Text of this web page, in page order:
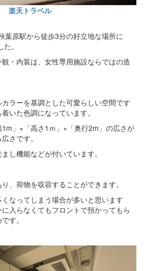
楽天トラベル
葉原駅から徒歩3分の好立地な場所に
。
・内装は、女性専用施設ならではの造
ラーを基調とした可愛らしい空間です
いた色調になっています。
」×「高さ1ｍ」×「奥行2m」の広さが
さです。
し機能などが付いています。
、荷物を収容することができます。
なってしまう場合が多いと思います
入らなくてもフロントで預かってもら
す。